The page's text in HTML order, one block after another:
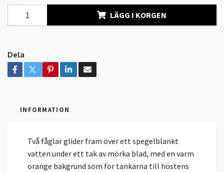
LÄGG I KORGEN
Dela
INFORMATION
Två fåglar glider fram över ett spegelblankt
vatten under ett tak av mörka blad, med en varm
orange bakgrund som för tankarna till höstens